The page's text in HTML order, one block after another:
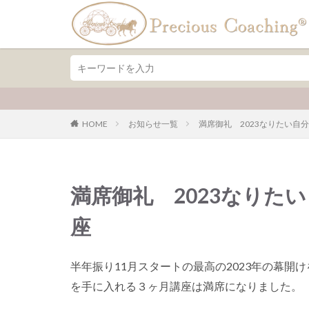
HOME お知らせ一覧 満席御礼 2023なりたい自
満席御礼 2023なりたい
座
半年振り11月スタートの最高の2023年の幕開
を手に入れる３ヶ月講座は満席になりました。
カテゴリー